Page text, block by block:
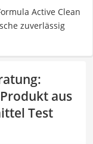
Active Clean
zuverlässig
:
aus
Test